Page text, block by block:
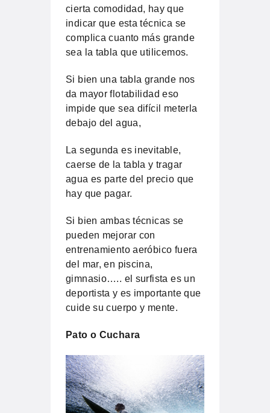
cierta comodidad, hay que
indicar que esta técnica se
complica cuanto más grande
sea la tabla que utilicemos.
Si bien una tabla grande nos
da mayor flotabilidad eso
impide que sea difícil meterla
debajo del agua,
La segunda es inevitable,
caerse de la tabla y tragar
agua es parte del precio que
hay que pagar.
Si bien ambas técnicas se
pueden mejorar con
entrenamiento aeróbico fuera
del mar, en piscina,
gimnasio….. el surfista es un
deportista y es importante que
cuide su cuerpo y mente.
Pato o Cuchara